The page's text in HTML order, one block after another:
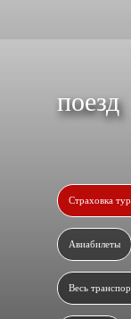
поезд
Страховка
Авиабилеты
Весь